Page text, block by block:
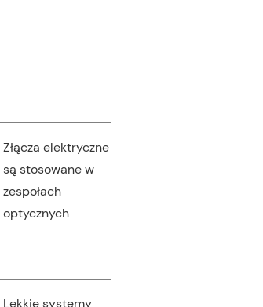
Złącza elektryczne
są stosowane w
zespołach
optycznych
Lekkie systemy